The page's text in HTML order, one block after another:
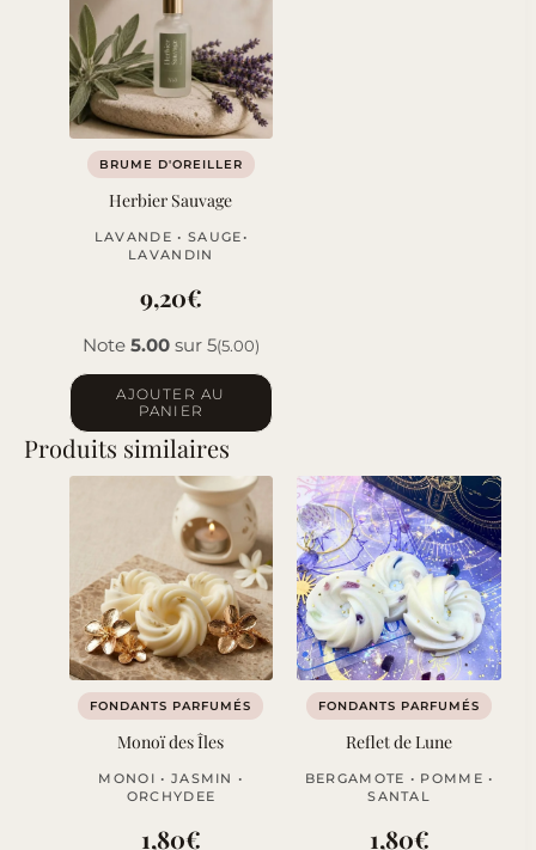
BRUME D'OREILLER
Herbier Sauvage
LAVANDE • SAUGE•
LAVANDIN
9,20€
Note 5.00sur 5(5.00)
AJOUTER AU
PANIER
Produits similaires
FONDANTS PARFUMÉS
Monoï des Îles
MONOI • JASMIN •
ORCHYDEE
1,80€
FONDANTS PARFUMÉS
Reflet de Lune
BERGAMOTE • POMME •
SANTAL
1,80€